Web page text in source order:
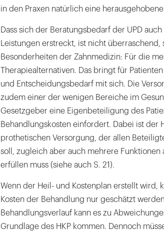
in den Praxen natürlich eine
Dass sich der Beratungsbedarf der UPD
Leistungen erstreckt, ist nicht
Besonderheiten der Zahnmedizin: Für die
Therapiealternativen. Das bringt für
und Entscheidungsbedarf mit sich. Die
zudem einer der wenigen Bereiche im
Gesetzgeber eine Eigenbeteiligung des
Behandlungskosten einfordert. Dabei ist der
prothetischen Versorgung, der allen
soll, zugleich aber auch mehrere Funktionen
erfüllen muss (siehe auch S. 21).
Wenn der Heil- und Kostenplan erstellt wird,
Kosten der Behandlung nur geschätzt
Behandlungsverlauf kann es zu
Grundlage des HKP kommen. Dennoch